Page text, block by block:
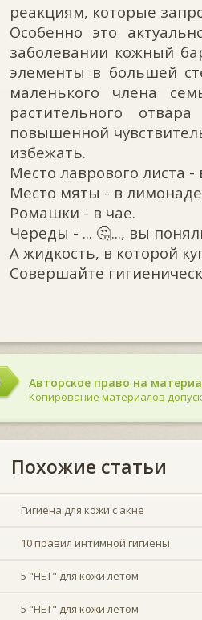
реакциям, которые
Особенно это
заболевании кожный
элементы в большей
маленького члена
растительного
повышенной
избежать.
Место лаврового листа -
Место мяты - в
Ромашки - в чае.
Череды - ... 🤔..., вы
А жидкость, в которой
Совершайте
Авторское право на
Копирование материалов
Похожие статьи
Гигиена для кожи с акне
10 правил интимной гигиены
5 "НЕТ" для кожи летом
5 "НЕТ" для кожи летом